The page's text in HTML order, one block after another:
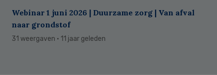
Webinar 1 juni 2026 | Duurzame zorg | Van afval
naar grondstof
31 weergaven · 11 jaar geleden